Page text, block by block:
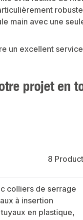
main avec une
un excellent
projet en
8